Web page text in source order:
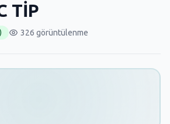
TİP
326 görüntülenme